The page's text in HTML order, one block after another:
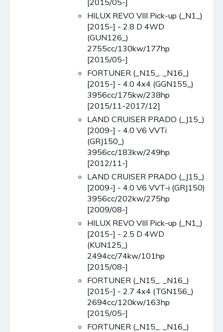
[2015/05-]
HILUX REVO VIII Pick-up (_N1_)
[2015-] - 2.8 D 4WD
(GUN126_)
2755cc/130kw/177hp
[2015/05-]
FORTUNER (_N15_. _N16_)
[2015-] - 4.0 4x4 (GGN155_)
3956cc/175kw/238hp
[2015/11-2017/12]
LAND CRUISER PRADO (_J15_)
[2009-] - 4.0 V6 VVTi
(GRJ150_)
3956cc/183kw/249hp
[2012/11-]
LAND CRUISER PRADO (_J15_)
[2009-] - 4.0 V6 VVT-i (GRJ150)
3956cc/202kw/275hp
[2009/08-]
HILUX REVO VIII Pick-up (_N1_)
[2015-] - 2.5 D 4WD
(KUN125_)
2494cc/74kw/101hp
[2015/08-]
FORTUNER (_N15_. _N16_)
[2015-] - 2.7 4x4 (TGN156_)
2694cc/120kw/163hp
[2015/05-]
FORTUNER (_N15_. _N16_)